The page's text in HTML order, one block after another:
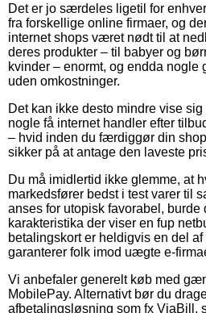
Det er jo særdeles ligetil for
fra forskellige online firmaer, og
internet shops været nødt til at
deres produkter – til babyer og
kvinder – enormt, og endda nogle
uden omkostninger.
Det kan ikke desto mindre vise
nogle få internet handler efter
– hvid inden du færdiggør din
sikker på at antage den laveste
Du må imidlertid ikke glemme, at
markedsfører bedst i test varer til
anses for utopisk favorabel, burde
karakteristika der viser en fup
betalingskort er heldigvis en del
garanterer folk imod uægte e-
Vi anbefaler generelt køb med
MobilePay. Alternativt bør du
afbetalingsløsning som fx ViaBill,